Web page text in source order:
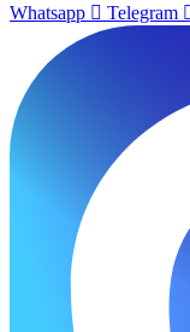
Whatsapp Telegram